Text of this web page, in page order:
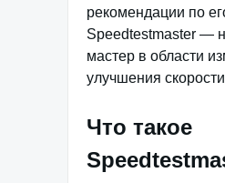
рекомендации по
Speedtestmaster —
мастер в области
улучшения
Что такое